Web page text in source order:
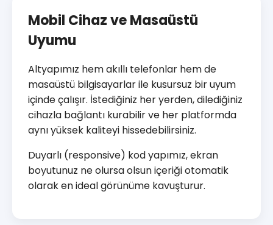
Mobil Cihaz ve Masaüstü
Uyumu
Altyapımız hem akıllı telefonlar hem de
masaüstü bilgisayarlar ile kusursuz bir uyum
içinde çalışır. İstediğiniz her yerden, dilediğiniz
cihazla bağlantı kurabilir ve her platformda
aynı yüksek kaliteyi hissedebilirsiniz.
Duyarlı (responsive) kod yapımız, ekran
boyutunuz ne olursa olsun içeriği otomatik
olarak en ideal görünüme kavuşturur.